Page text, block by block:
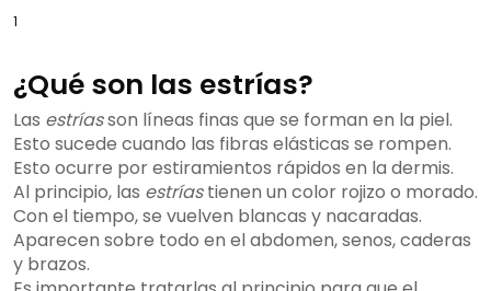
1
¿Qué son las estrías?
Las estríasson líneas finas que se forman en la piel.
Esto sucede cuando las fibras elásticas se rompen.
Esto ocurre por estiramientos rápidos en la dermis.
Al principio, las estríastienen un color rojizo o morado.
Con el tiempo, se vuelven blancas y nacaradas.
Aparecen sobre todo en el abdomen, senos, caderas
y brazos.